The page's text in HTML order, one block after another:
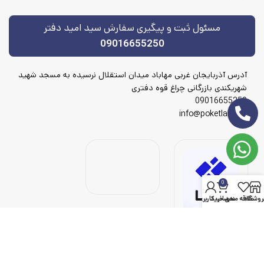
مسئول ثبت و پیگیری سفارش سید امید دفتر
09016655250
آدرس آذربایجان غربی مهاباد میدان استقلال نرسیده به مسجد شهید
شهریکندی بازرگانی چراغ قوه دفتری
09016655250
info@poketlamp.ir
علاقه مندی
0
سبد خرید
حساب کاربری من